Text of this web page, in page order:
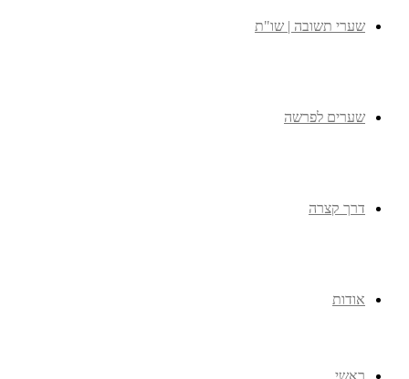
שערי תשובה | שו"ת
שערים לפרשה
דרך קצרה
אודות